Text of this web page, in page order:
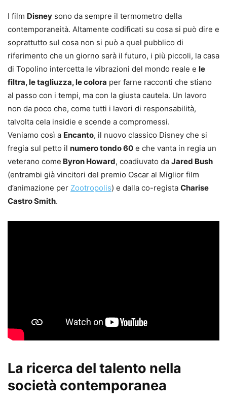
I film Disney sono da sempre il termometro della
contemporaneità. Altamente codificati su cosa si può dire e
soprattutto sul cosa non si può a quel pubblico di
riferimento che un giorno sarà il futuro, i più piccoli, la casa
di Topolino intercetta le vibrazioni del mondo reale e le
filtra, le tagliuzza, le colora per farne racconti che stiano
al passo con i tempi, ma con la giusta cautela. Un lavoro
non da poco che, come tutti i lavori di responsabilità,
talvolta cela insidie e scende a compromessi.
Veniamo così a Encanto, il nuovo classico Disney che si
fregia sul petto il numero tondo 60 e che vanta in regia un
veterano come Byron Howard, coadiuvato da Jared Bush
(entrambi già vincitori del premio Oscar al Miglior film
d’animazione per Zootropolis) e dalla co-regista Charise
Castro Smith.
La ricerca del talento nella
società contemporanea